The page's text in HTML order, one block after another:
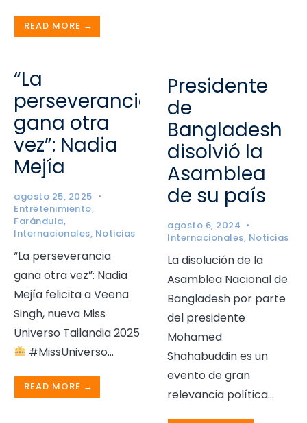
READ MORE →
“La
perseverancia
gana otra
vez”: Nadia
Mejía
agosto 25, 2025 •
Entretenimiento,
Farándula,
Internacionales, Noticias
“La perseverancia
gana otra vez”: Nadia
Mejía felicita a Veena
Singh, nueva Miss
Universo Tailandia 2025
#MissUniverso...
READ MORE →
Presidente
de
Bangladesh
disolvió la
Asamblea
de su país
agosto 6, 2024 •
Internacionales, Noticias
La disolución de la
Asamblea Nacional de
Bangladesh por parte
del presidente
Mohamed
Shahabuddin es un
evento de gran
relevancia política...